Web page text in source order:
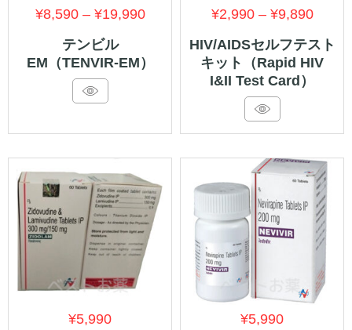
テンビル
EM（TENVIR-EM）
¥8,590 –¥19,990価
帯:
¥19,990
HIV/AIDSセルフテスト
キット（Rapid HIV
I&II Test Card）
¥2,990 –¥9,890価
格
帯:
¥5,990
¥5,990